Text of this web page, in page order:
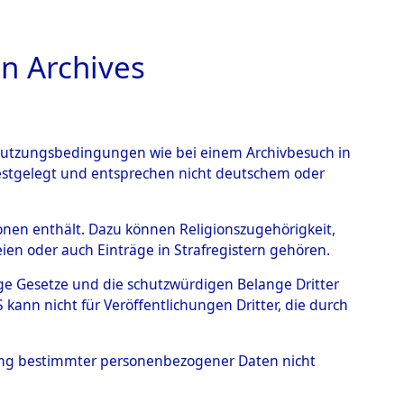
Todesmarsch vom
Befreiung in Wetterfeld
Diebersried und
ums Leben
Archives
wie bei einem Archivbesuch in
und entsprechen nicht deutschem oder
enthält. Dazu können Religionszugehörigkeit,
oder auch Einträge in Strafregistern gehören.
Gesetze und die schutzwürdigen Belange Dritter
kann nicht für Veröffentlichungen Dritter, die durch
bestimmter personenbezogener Daten nicht